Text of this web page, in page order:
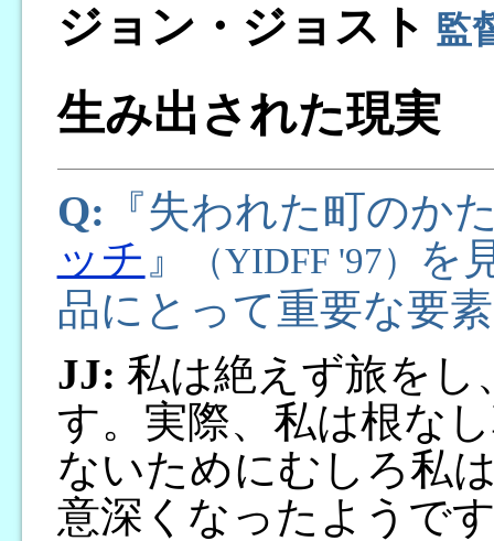
ジョン・ジョスト 監
生み出された現実
Q: 『失われた町のか
ッチ 』 （YIDFF '97）
を
品にとって重要な要
JJ: 私は絶えず旅をし
す。実際、私は根な
ないためにむしろ私
意深くなったようで